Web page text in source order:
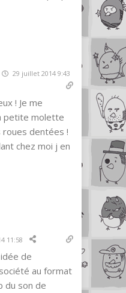
29 juillet 2014 9:43
! Je me
petite molette
dentées !
chez moi j en
11:58
de
au format
du son de